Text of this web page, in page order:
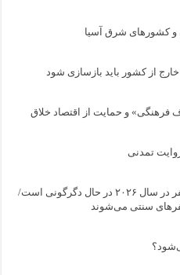
و کشورهای شرق آسیا
از کشور باید بازسازی شود
فرهنگی» و حمایت از اقتصاد خلاق
تمدنی
رسانه‌های تخصصی جهان: الگوی سفر در سال ۲۰۲۶ در حال دگرگونی است/
سنتی می‌شوند